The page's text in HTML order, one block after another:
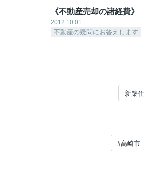
《不動産売却の諸経費
2012.10.01
不動産の疑問にお答えします
新築
#高崎市